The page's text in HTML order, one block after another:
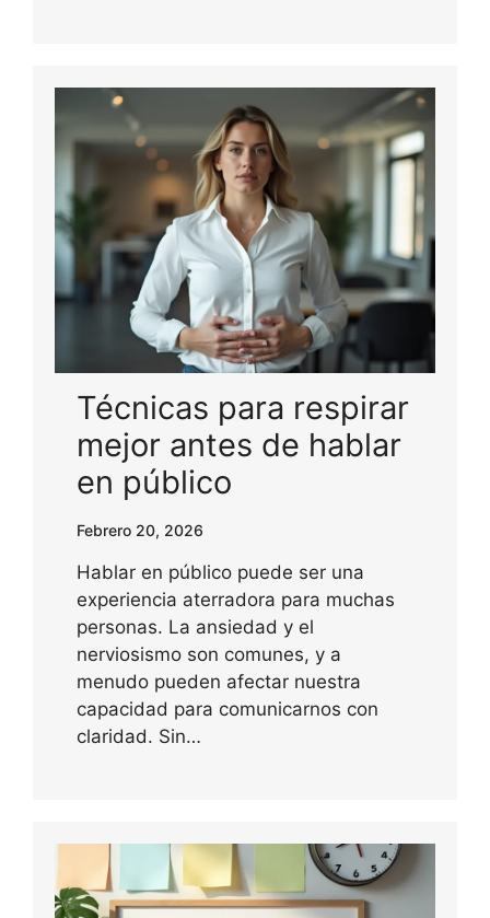
Técnicas para respirar
mejor antes de hablar
en público
Febrero 20, 2026
Hablar en público puede ser una
experiencia aterradora para muchas
personas. La ansiedad y el
nerviosismo son comunes, y a
menudo pueden afectar nuestra
capacidad para comunicarnos con
claridad. Sin…